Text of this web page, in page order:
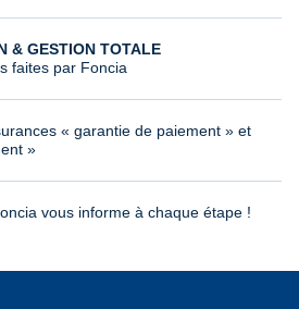
& GESTION TOTALE
faites par Foncia
« garantie de paiement » et
»
vous informe à chaque étape !